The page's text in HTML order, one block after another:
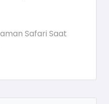
Safari Saat